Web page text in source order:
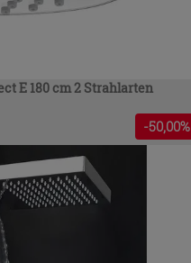
E 180 cm 2 Strahlarten
-50,00%